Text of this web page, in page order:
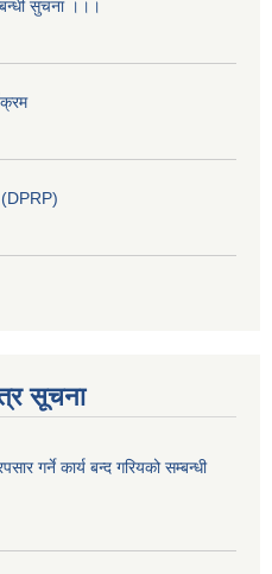
सुचना ।।।
(DPRP)
सूचना
गर्ने कार्य बन्द गरियको सम्बन्धी